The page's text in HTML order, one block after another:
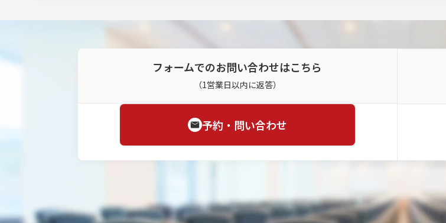
フォームでのお問い合わせはこちら
（1営業日以内に返答）
予約・問い合わせ